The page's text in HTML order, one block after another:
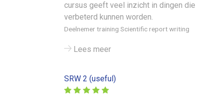
cursus geeft veel inzicht in dingen die
verbeterd kunnen worden.
Deelnemer training Scientific report writing
Lees meer
SRW 2 (useful)